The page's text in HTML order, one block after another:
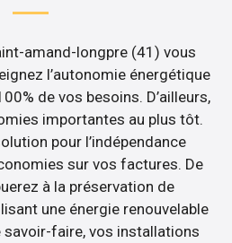
amand-longpre (41) vous
l’autonomie énergétique
de vos besoins. D’ailleurs,
importantes au plus tôt.
pour l’indépendance
sur vos factures. De
à la préservation de
une énergie renouvelable
savoir-faire, vos installations